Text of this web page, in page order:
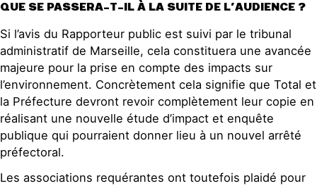
QUE SE PASSERA-T-IL À LA SUITE DE L’AUDIENCE ?
Si l’avis du Rapporteur public est suivi par le tribunal
administratif de Marseille, cela constituera une avancée
majeure pour la prise en compte des impacts sur
l’environnement. Concrètement cela signifie que Total et
la Préfecture devront revoir complètement leur copie en
réalisant une nouvelle étude d’impact et enquête
publique qui pourraient donner lieu à un nouvel arrêté
préfectoral.
Les associations requérantes ont toutefois plaidé pour